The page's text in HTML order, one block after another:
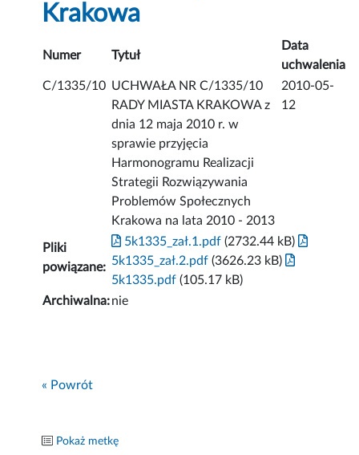
Krakowa
Numer Tytuł
Data
uchwalenia
C/1335/10 UCHWAŁA NR C/1335/10
RADY MIASTA KRAKOWA z
dnia 12 maja 2010 r. w
sprawie przyjęcia
Harmonogramu Realizacji
Strategii Rozwiązywania
Problemów Społecznych
Krakowa na lata 2010 - 2013
2010-05-
12
Pliki
powiązane:
5k1335_zał.1.pdf (2732.44 kB)
5k1335_zał.2.pdf (3626.23 kB)
5k1335.pdf (105.17 kB)
Archiwalna:nie
« Powrót
Pokaż metkę